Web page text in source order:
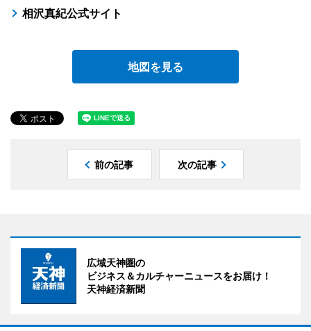
相沢真紀公式サイト
地図を見る
前の記事 次の記事
広域天神圏の
ビジネス＆カルチャーニュースをお届け！
天神経済新聞